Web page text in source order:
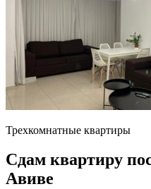
Трехкомнатные квартиры
Сдам квартиру
Авиве